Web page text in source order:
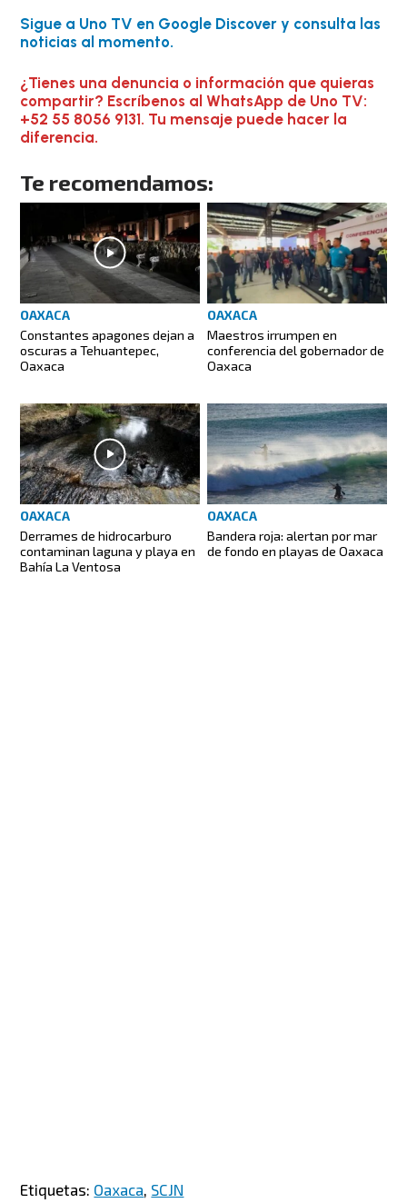
Sigue a Uno TV en Google Discover y consulta las
noticias al momento.
¿Tienes una denuncia o información que quieras
compartir? Escríbenos al WhatsApp de Uno TV:
+52 55 8056 9131. Tu mensaje puede hacer la
diferencia.
Te recomendamos:
OAXACA
Constantes apagones dejan a
oscuras a Tehuantepec,
Oaxaca
OAXACA
Maestros irrumpen en
conferencia del gobernador de
Oaxaca
OAXACA
Derrames de hidrocarburo
contaminan laguna y playa en
Bahía La Ventosa
OAXACA
Bandera roja: alertan por mar
de fondo en playas de Oaxaca
Etiquetas: Oaxaca SCJN